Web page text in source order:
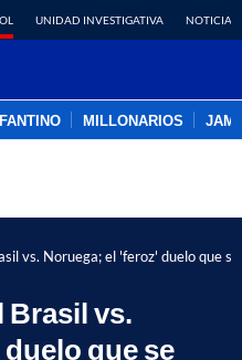
UNIDAD INVESTIGATIVA NOTICIAS
MILLONARIOS
vs. Noruega; el 'feroz' duelo que
Brasil vs.
que se